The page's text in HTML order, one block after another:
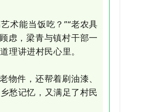
术能当饭吃？”“老农具
虑，梁青与镇村干部一
理讲进村民心里。
件，还帮着刷油漆、
愁记忆，又满足了村民